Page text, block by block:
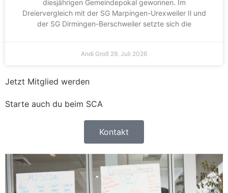
diesjährigen Gemeindepokal gewonnen. Im
Dreiervergleich mit der SG Marpingen-Urexweiler Il und
der SG Dirmingen-Berschweiler setzte sich die
Andi Groß 29. Juli 2026
Jetzt Mitglied werden
Starte auch du beim SCA
Kontakt